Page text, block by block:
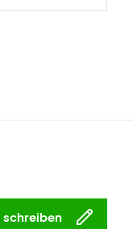
schreiben